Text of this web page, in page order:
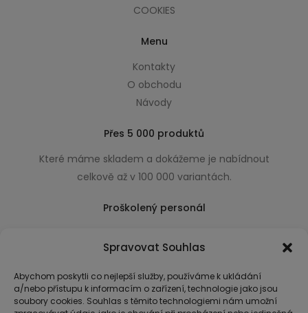
Spravovat Souhlas
Abychom poskytli co nejlepší služby, používáme k ukládání
a/nebo přístupu k informacím o zařízení, technologie jako jsou
soubory cookies. Souhlas s těmito technologiemi nám umožní
COOKIES
Menu
Kontakty
O obchodu
Návody
Přes 5 000 produktů
Které máme skladem a dokážeme je nabídnout
celkově až v 100 000 variantách.
Proškolený personál
usnadňující nákup.